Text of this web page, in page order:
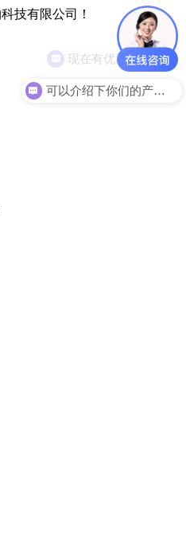
技有限公司！
可以介绍下你们的产品么？
现在有优惠活动么？